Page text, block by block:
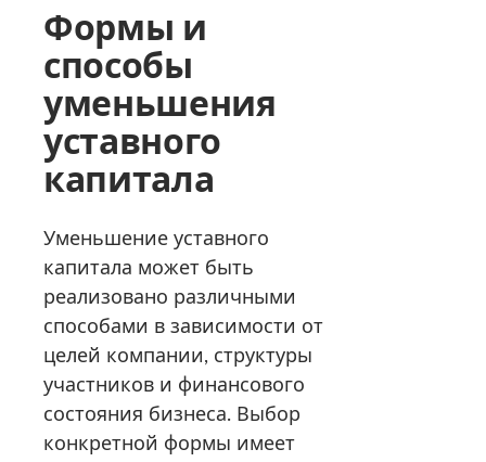
Формы и
способы
уменьшения
уставного
капитала
Уменьшение уставного
капитала может быть
реализовано различными
способами в зависимости от
целей компании, структуры
участников и финансового
состояния бизнеса. Выбор
конкретной формы имеет